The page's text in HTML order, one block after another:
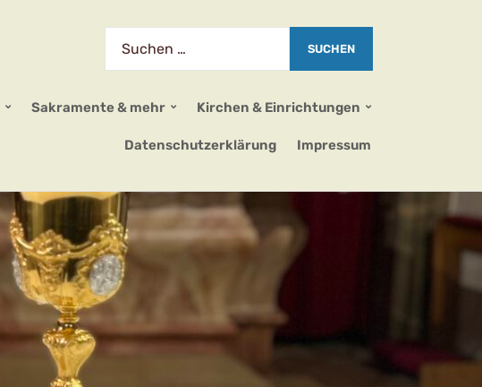
Sakramente & mehr Kirchen & Einrichtungen
Datenschutzerklärung Impressum